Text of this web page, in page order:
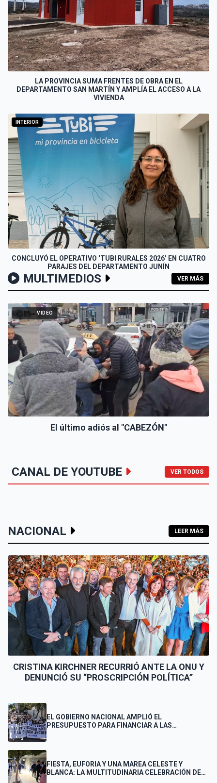
LA PROVINCIA SUMA FRENTES DE OBRA EN EL
DEPARTAMENTO SAN MARTÍN Y AMPLÍA EL ACCESO A LA
VIVIENDA
INTERIOR
CONCLUYÓ EL OPERATIVO ‘TUBI RURALES 2026’ EN CUATRO
PARAJES DEL DEPARTAMENTO JUNÍN
MULTIMEDIOS VER MÁS
VIDEO
El último adiós al "CABEZÓN"
CANAL DE YOUTUBE VER TODOS
NACIONAL LEER MÁS
CRISTINA KIRCHNER RECURRIÓ ANTE LA ONU Y
DENUNCIÓ SU “PROSCRIPCIÓN POLÍTICA”
EL GOBIERNO NACIONAL AMPLIÓ EL
PRESUPUESTO PARA FINANCIAR A LAS
FIESTA, EUFORIA Y UNA MAREA CELESTE Y
BLANCA: LA MULTITUDINARIA CELEBRACIÓN DE